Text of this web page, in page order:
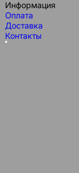
Информация
Оплата
Доставка
Контакты